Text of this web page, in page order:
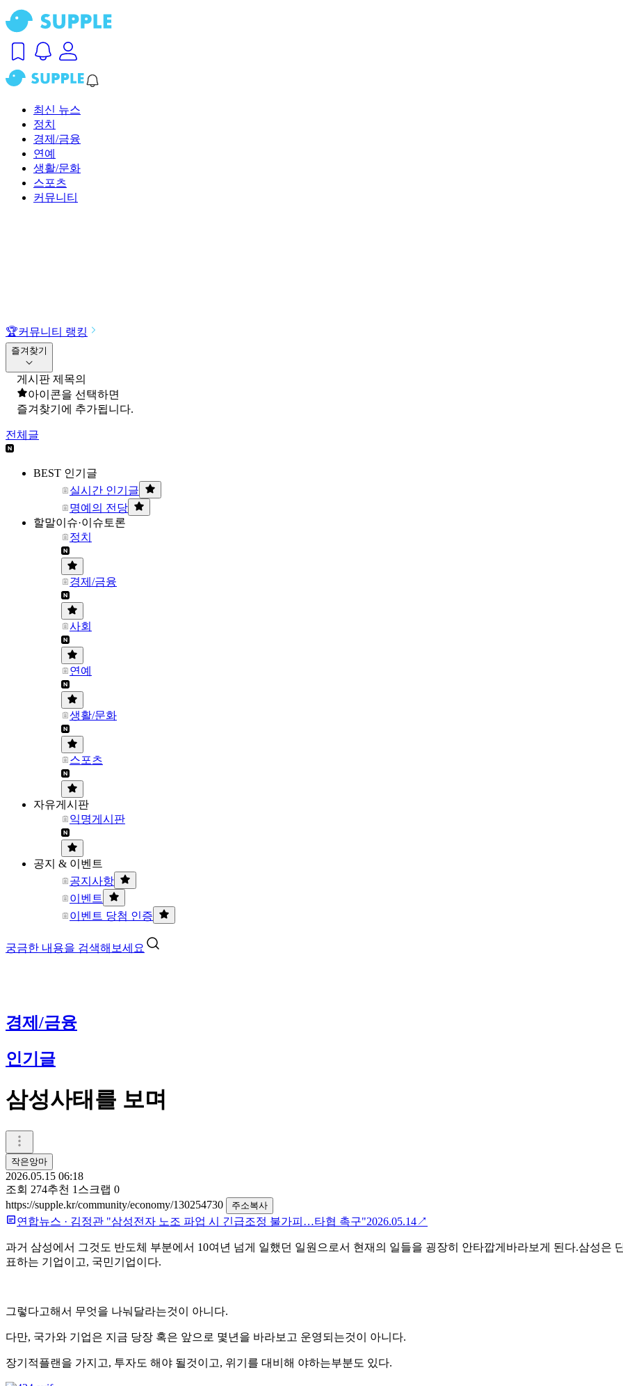
최신 뉴스
정치
경제/금융
연예
생활/문화
스포츠
커뮤니티
🏆커뮤니티 랭킹
즐겨찾기
게시판 제목의
아이콘을 선택하면
즐겨찾기에 추가됩니다.
전체글
BEST 인기글
실시간 인기글
명예의 전당
할말이슈·이슈토론
정치
경제/금융
사회
연예
생활/문화
스포츠
자유게시판
익명게시판
공지 & 이벤트
공지사항
이벤트
이벤트 당첨 인증
궁금한 내용을 검색해보세요
경제/금융
인기글
삼성사태를 보며
작은앙마
2026.05.15 06:18
조회 274추천 1 스크랩 0
https://supple.kr/community/economy/130254730
주소복사
연합뉴스 · 김정관 "삼성전자 노조 파업 시 긴급조정 불가피…타협 촉구"2026.05.14↗
과거 삼성에서 그것도 반도체 부분에서 10여년 넘게 일했던 일원으로서 현재의 일들을 굉장히 안타깝게바라보게 된다.삼성은
표하는 기업이고, 국민기업이다.
그렇다고해서 무엇을 나눠달라는것이 아니다.
다만, 국가와 기업은 지금 당장 혹은 앞으로 몇년을 바라보고 운영되는것이 아니다.
장기적플랜을 가지고, 투자도 해야 될것이고, 위기를 대비해 야하는부분도 있다.